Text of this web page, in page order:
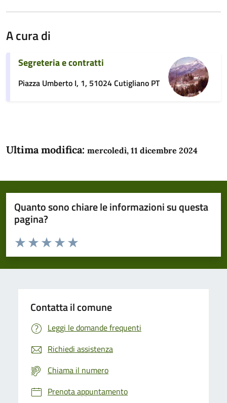
A cura di
Segreteria e contratti
Piazza Umberto I, 1, 51024 Cutigliano PT
Ultima modifica: mercoledì, 11 dicembre 2024
Quanto sono chiare le informazioni su questa
pagina?
Domanda
Valuta da 1 a 5 stelle la pagina
Valuta 5 stelle su 5
Valuta 4 stelle su 5
Valuta 3 stelle su 5
Valuta 2 stelle su 5
Valuta 1 stelle su 5
Contatta il comune
Leggi le domande frequenti
Richiedi assistenza
Chiama il numero
Prenota appuntamento